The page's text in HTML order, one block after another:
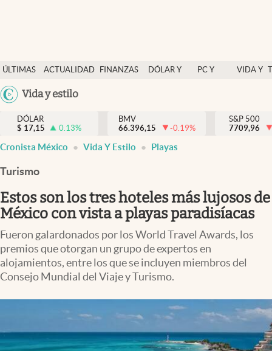
ÚLTIMAS
NOTICIAS
ACTUALIDAD
FINANZAS
DÓLAR Y
PC Y
VIDA Y
México
Vida y estilo
Actualidad
Finanzas y economía
Dólar y mercados
Pc y celular
Vida y estilo
Tv
Clima
Espiritualidad
abre en nueva pestaña
DÓLAR
$ 17,15 0.13%
BMV
66.396,15
-0.19%
S&P 500
7709,96
Cronista México Vida Y Estilo Playas
Turismo
Estos son los tres hoteles más lujosos de
México con vista a playas paradisíacas
Fueron galardonados por los World Travel Awards, los
premios que otorgan un grupo de expertos en
alojamientos, entre los que se incluyen miembros del
Consejo Mundial del Viaje y Turismo.